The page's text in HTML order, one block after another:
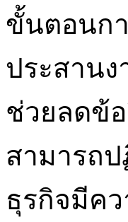
ขั้นตอนก
ประสาน
ช่วยลดข้
สามารถป
ธุรกิจมีค